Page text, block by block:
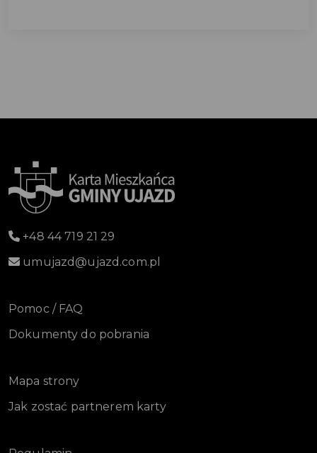
+48 44 719 21 29
umujazd@ujazd.com.pl
Pomoc / FAQ
Dokumenty do pobrania
Mapa strony
Jak zostać partnerem karty